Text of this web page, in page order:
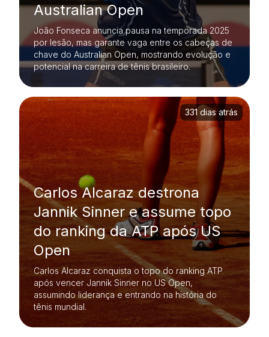
Australian Open
João Fonseca anuncia pausa na temporada 2025
por lesão, mas garante vaga entre os cabeças de
chave do Australian Open, mostrando evolução e
potencial na carreira de tênis brasileiro.
Carlos Alcaraz destrona
Jannik Sinner e assume topo
do ranking da ATP após US
Open
Carlos Alcaraz conquista o topo do ranking ATP
após vencer Jannik Sinner no US Open,
assumindo liderança e entrando na história do
tênis mundial.
331 dias atrás